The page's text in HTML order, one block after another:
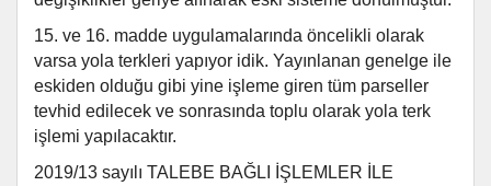
15. ve 16. madde uygulamalarında öncelikli olarak
varsa yola terkleri yapıyor idik. Yayınlanan genelge ile
eskiden olduğu gibi yine işleme giren tüm parseller
tevhid edilecek ve sonrasında toplu olarak yola terk
işlemi yapılacaktır.
2019/13 sayılı TALEBE BAĞLI İŞLEMLER İLE